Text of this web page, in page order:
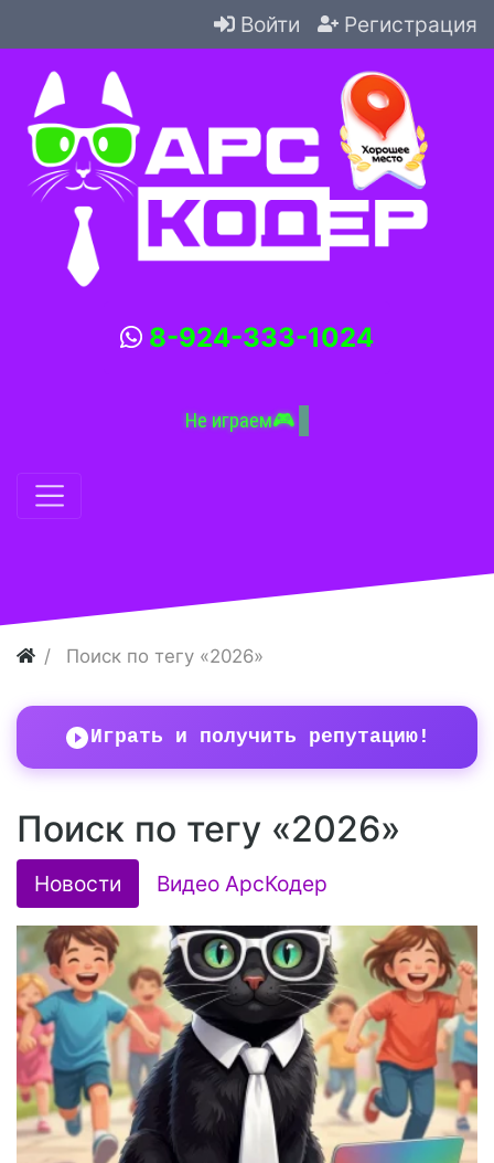
Войти Регистрация
8-924-333-1024
Поиск по тегу «2026»
Играть и получить репутацию!
Поиск по тегу «2026»
Новости Видео АрсКодер